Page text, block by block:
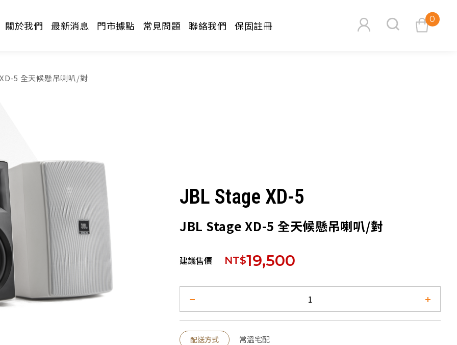
0
請選擇分類
關於我們 最新消息 門市據點 常見問題 聯絡我們 保固註冊
5 全天候懸吊喇叭/對
JBL Stage XD-5
JBL Stage XD-5 全天候懸吊喇叭/對
建議售價 NT$19,500
配送方式 常溫宅配